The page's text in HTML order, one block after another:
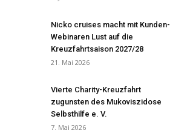
Nicko cruises macht mit Kunden-
Webinaren Lust auf die
Kreuzfahrtsaison 2027/28
21. Mai 2026
Vierte Charity-Kreuzfahrt
zugunsten des Mukoviszidose
Selbsthilfe e. V.
7. Mai 2026